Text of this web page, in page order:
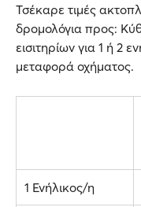
Τσέκαρε τιμές
δρομολόγια προς:
εισιτηρίων για 1 ή 2
μεταφορά οχήματος.
1 Ενήλικος/η